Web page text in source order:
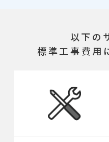
以下の
標準工事費用